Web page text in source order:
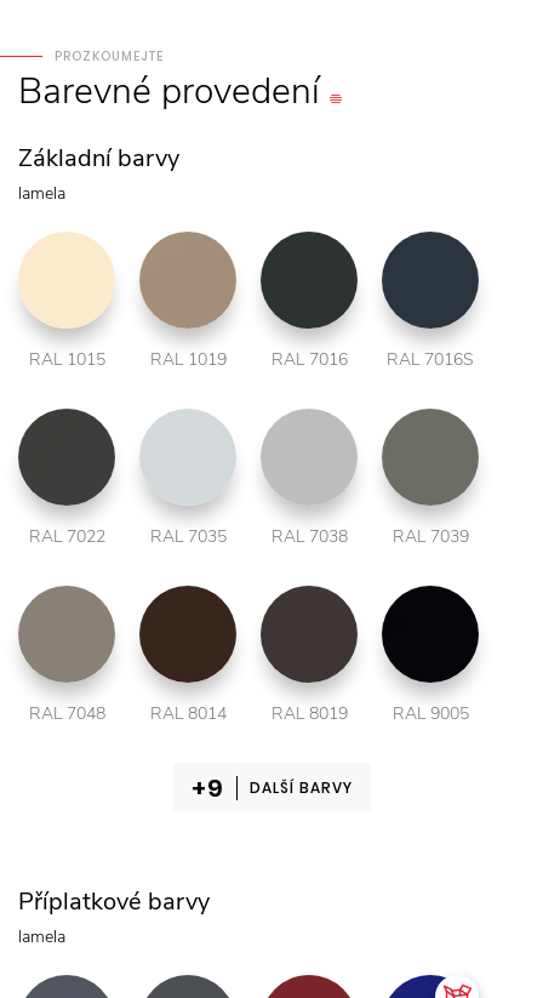
PROZKOUMEJTE
Barevné provedení
Základní barvy
lamela
RAL 1015 RAL 1019 RAL 7016 RAL 7016S
RAL 7022 RAL 7035 RAL 7038 RAL 7039
RAL 7048 RAL 8014 RAL 8019 RAL 9005
DALŠÍ BARVY
Příplatkové barvy
lamela